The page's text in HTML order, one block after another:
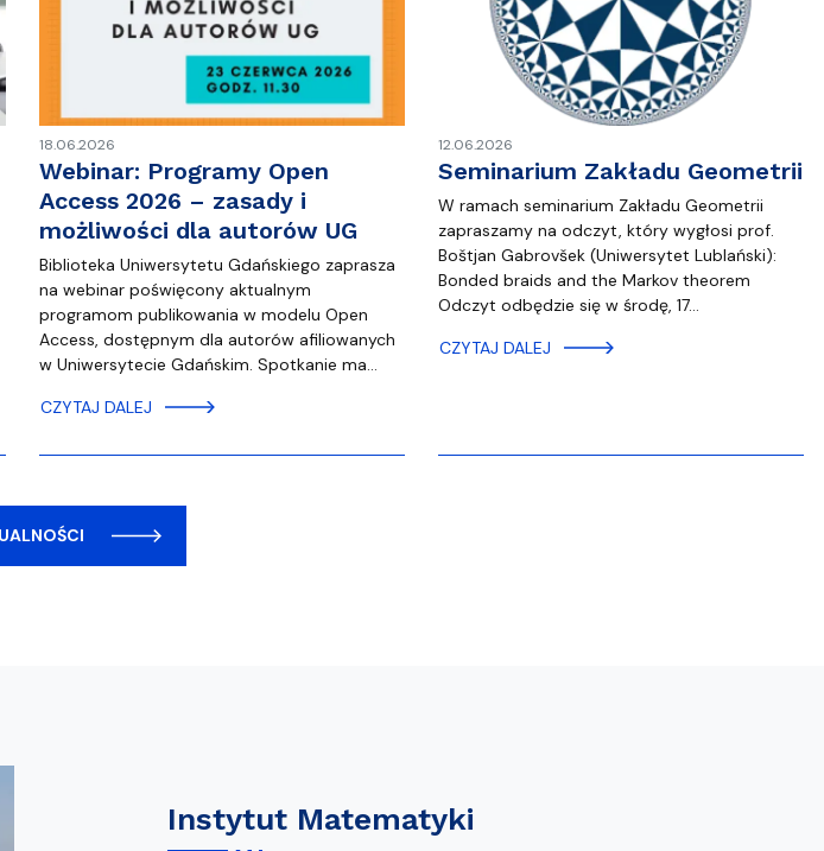
18.06.2026
Webinar: Programy Open
Access 2026 – zasady i
możliwości dla autorów UG
Biblioteka Uniwersytetu Gdańskiego zaprasza
na webinar poświęcony aktualnym
programom publikowania w modelu Open
Access, dostępnym dla autorów afiliowanych
w Uniwersytecie Gdańskim. Spotkanie ma…
CZYTAJ DALEJ
12.06.2026
Seminarium Zakładu Geometrii
W ramach seminarium Zakładu Geometrii
zapraszamy na odczyt, który wygłosi prof.
Boštjan Gabrovšek (Uniwersytet Lublański):
Bonded braids and the Markov theorem
Odczyt odbędzie się w środę, 17…
CZYTAJ DALEJ
Instytut Matematyki